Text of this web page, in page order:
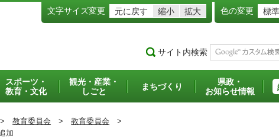
文字サイズ変更 元に戻す 縮小 拡大 色の変更 標準
サイト内検索
スポーツ・
教育・文化
観光・産業・
しごと
まちづくり
県政・
お知らせ情報
教育委員会 > 教育委員会 >
加